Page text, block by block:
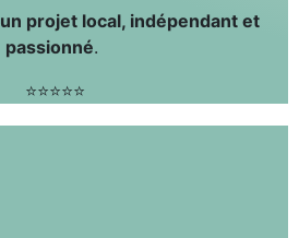
un projet local, indépendant et
passionné.
⭐️⭐️⭐️⭐️⭐️